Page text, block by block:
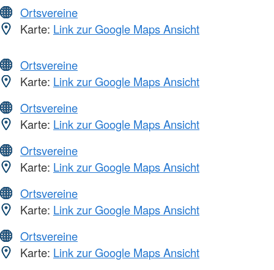
Ortsvereine
Karte: Link zur Google Maps Ansicht
Ortsvereine
Karte: Link zur Google Maps Ansicht
Ortsvereine
Karte: Link zur Google Maps Ansicht
Ortsvereine
Karte: Link zur Google Maps Ansicht
Ortsvereine
Karte: Link zur Google Maps Ansicht
Ortsvereine
Karte: Link zur Google Maps Ansicht